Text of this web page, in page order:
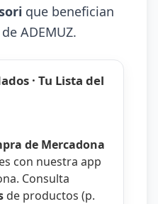
que benefician
ADEMUZ.
· Tu Lista del
de Mercadona
con nuestra app
. Consulta
de productos (p.